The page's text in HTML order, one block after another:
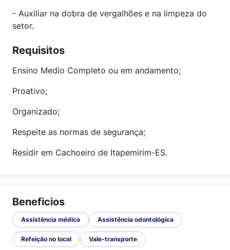
- Auxiliar na dobra de vergalhões e na limpeza do
setor.
Requisitos
Ensino Medio Completo ou em andamento;
Proativo;
Organizado;
Respeite as normas de segurança;
Residir em Cachoeiro de Itapemirim-ES.
Beneficios
Assistência médica Assistência odontológica
Refeição no local Vale-transporte